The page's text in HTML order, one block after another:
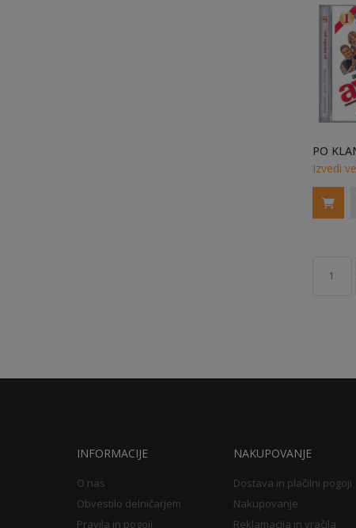
Izvedi
1
INFORMACIJE
O nas
Obvestilo delničarjem
Pravila in pogoji
NAKUPOVANJE
Dostava in plačilni pogoji
Nakupovanje
Reklamacija in vračila